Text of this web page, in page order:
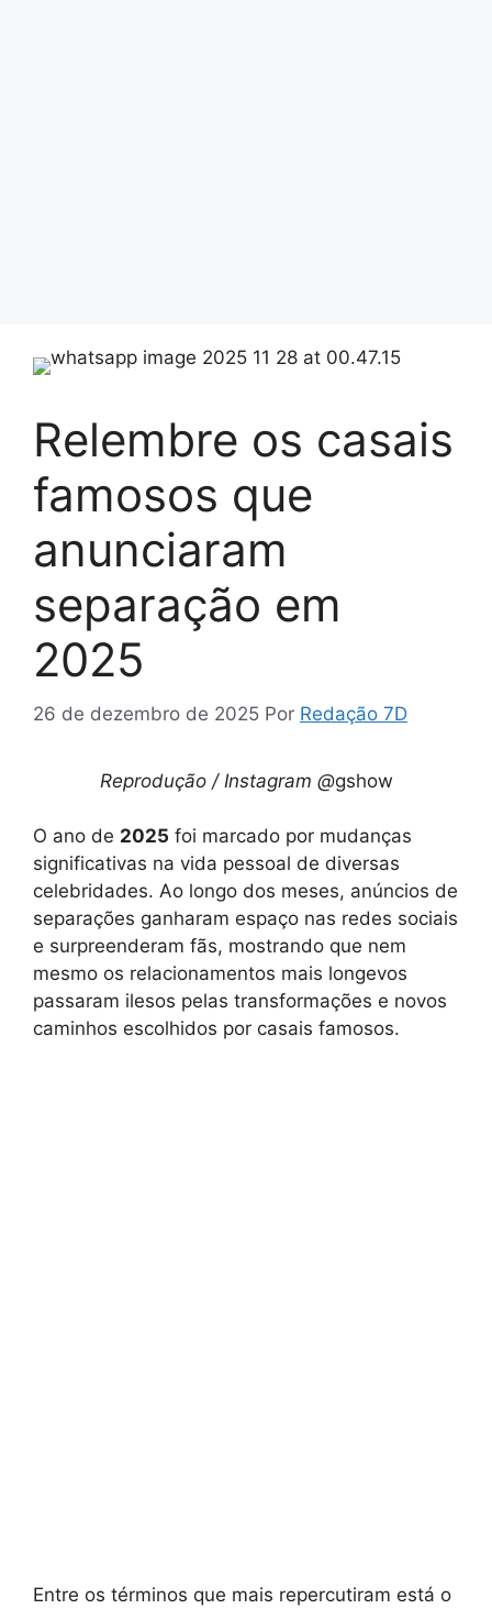
Relembre os casais
famosos que
anunciaram
separação em
2025
26 de dezembro de 2025 Por Redação 7D
Reprodução / Instagram @gshow
O ano de 2025 foi marcado por mudanças
significativas na vida pessoal de diversas
celebridades. Ao longo dos meses, anúncios de
separações ganharam espaço nas redes sociais
e surpreenderam fãs, mostrando que nem
mesmo os relacionamentos mais longevos
passaram ilesos pelas transformações e novos
caminhos escolhidos por casais famosos.
Entre os términos que mais repercutiram está o